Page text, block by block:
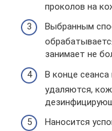
проколов на
Выбранным
занимает не
В конце
удаляются,
Наносится